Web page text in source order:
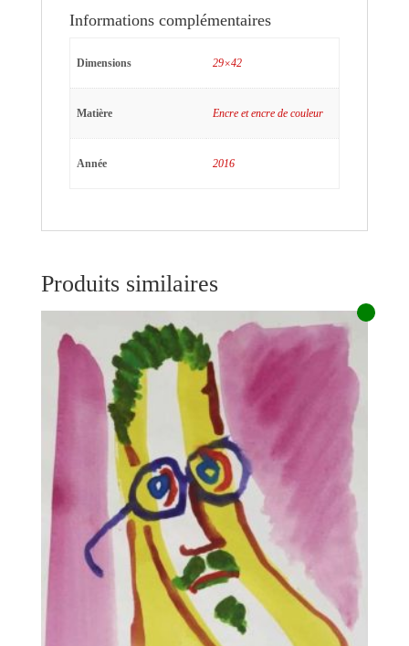
Informations complémentaires
Dimensions 29×42
Matière Encre et encre de couleur
Année 2016
Produits similaires